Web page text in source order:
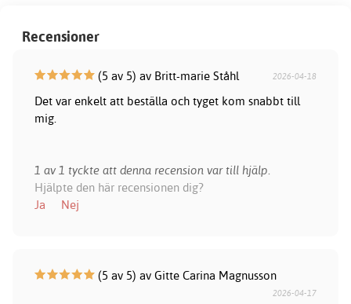
Recensioner
(5 av 5) av Britt-marie Ståhl 2026-04-18
Det var enkelt att beställa och tyget kom snabbt till
mig.
1 av 1 tyckte att denna recension var till hjälp.
Hjälpte den här recensionen dig?
Ja
Nej
(5 av 5) av Gitte Carina Magnusson
2026-04-17